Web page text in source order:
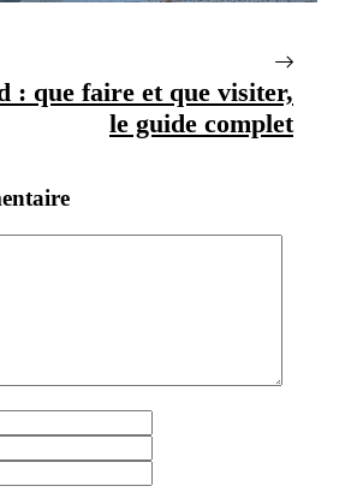
: que faire et que visiter,
le guide complet
mail
web